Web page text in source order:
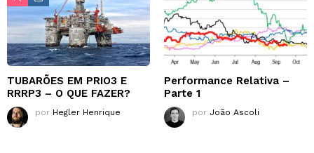
TUBARÕES EM PRIO3 E
RRRP3 – O QUE FAZER?
por Hegler Henrique
Performance Relativa –
Parte 1
por João Ascoli